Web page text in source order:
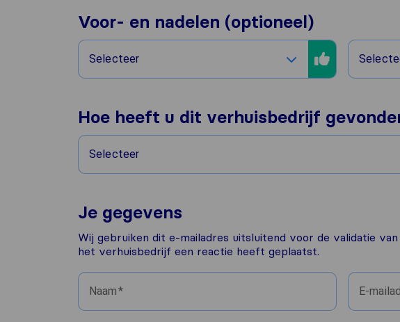
Voor- en nadelen (optioneel)
Selecteer
Hoe heeft u dit verhuisbedrijf
Selecteer
Je gegevens
Wij gebruiken dit e-mailadres uitsluitend voor de validatie
het verhuisbedrijf een reactie heeft geplaatst.
Naam E-